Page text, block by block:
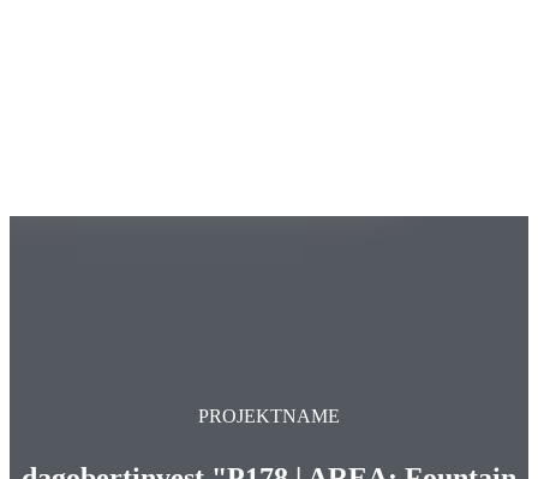
PROJEKTNAME